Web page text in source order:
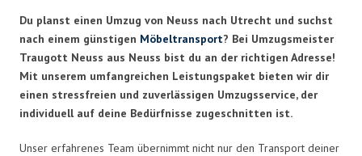
Du planst einen Umzug von Neuss nach Utrecht und suchst
nach einem günstigen Möbeltransport? Bei Umzugsmeister
Traugott Neuss aus Neuss bist du an der richtigen Adresse!
Mit unserem umfangreichen Leistungspaket bieten wir dir
einen stressfreien und zuverlässigen Umzugsservice, der
individuell auf deine Bedürfnisse zugeschnitten ist.
Unser erfahrenes Team übernimmt nicht nur den Transport deiner